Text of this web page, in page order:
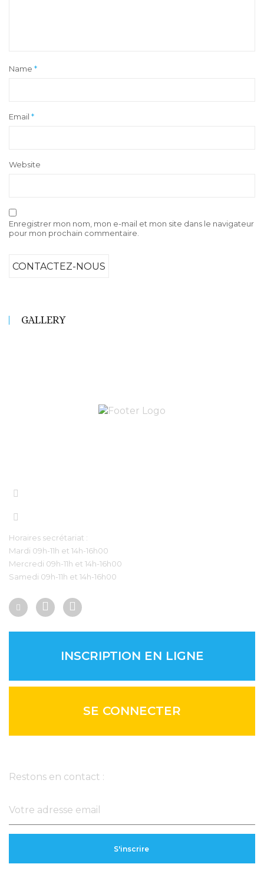
Name *
Email *
Website
Enregistrer mon nom, mon e-mail et mon site dans le navigateur
pour mon prochain commentaire.
GALLERY
Horaires secrétariat :
Mardi 09h-11h et 14h-16h00
Mercredi 09h-11h et 14h-16h00
Samedi 09h-11h et 14h-16h00
INSCRIPTION EN LIGNE
SE CONNECTER
Restons en contact :